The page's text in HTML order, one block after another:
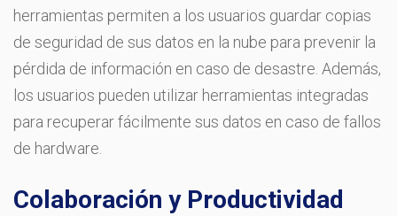
herramientas permiten a los usuarios guardar copias
de seguridad de sus datos en la nube para prevenir la
pérdida de información en caso de desastre. Además,
los usuarios pueden utilizar herramientas integradas
para recuperar fácilmente sus datos en caso de fallos
de hardware.
Colaboración y Productividad